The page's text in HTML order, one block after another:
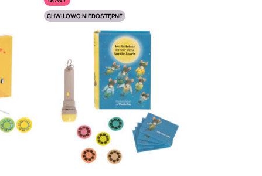
CHWILOWO NIEDOSTĘPNE